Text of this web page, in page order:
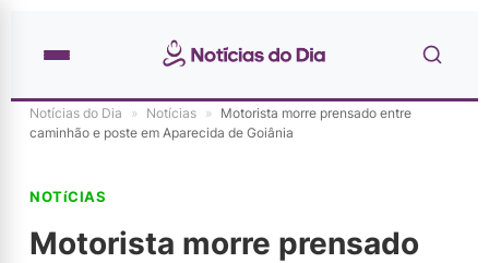
Notícias do Dia » Notícias » Motorista morre prensado entre
caminhão e poste em Aparecida de Goiânia
NOTíCIAS
Motorista morre prensado